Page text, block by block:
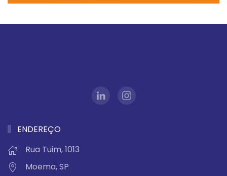
ENDEREÇO
Rua Tuim, 1013
Moema, SP